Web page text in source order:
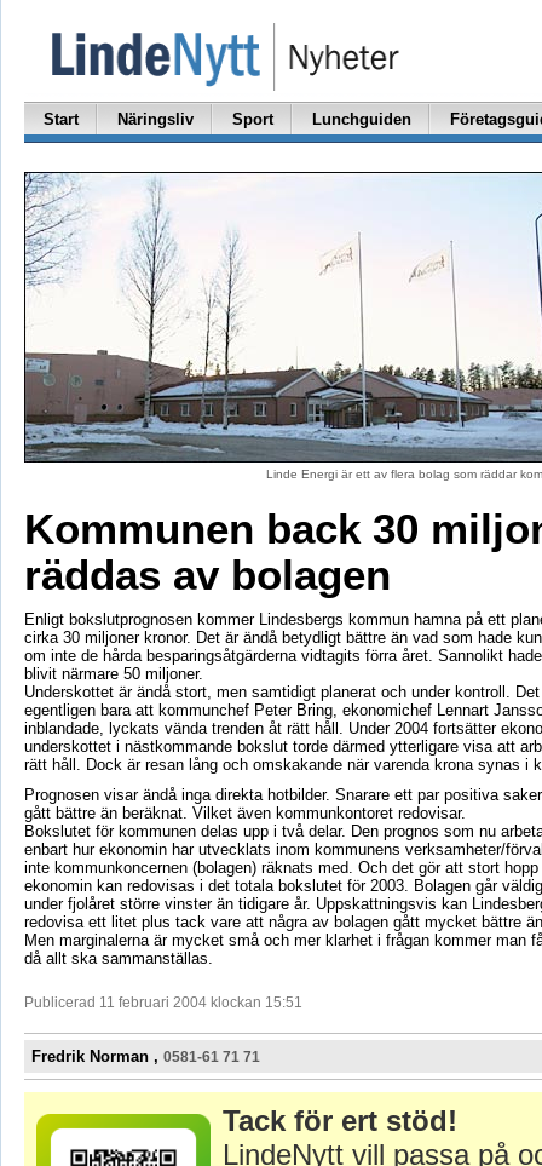
Start Näringsliv Sport Lunchguiden
Linde Energi är ett av flera bolag som räddar
Kommunen back 30
räddas av bolagen
Enligt bokslutprognosen kommer Lindesbergs kommun hamna på ett
cirka 30 miljoner kronor. Det är ändå betydligt bättre än vad som hade
om inte de hårda besparingsåtgärderna vidtagits förra året. Sannolikt
blivit närmare 50 miljoner.
Underskottet är ändå stort, men samtidigt planerat och under kontroll.
egentligen bara att kommunchef Peter Bring, ekonomichef Lennart
inblandade, lyckats vända trenden åt rätt håll. Under 2004 fortsätter
underskottet i nästkommande bokslut torde därmed ytterligare visa att
rätt håll. Dock är resan lång och omskakande när varenda krona synas i
Prognosen visar ändå inga direkta hotbilder. Snarare ett par positiva
gått bättre än beräknat. Vilket även kommunkontoret redovisar.
Bokslutet för kommunen delas upp i två delar. Den prognos som nu
enbart hur ekonomin har utvecklats inom kommunens verksamheter/
inte kommunkoncernen (bolagen) räknats med. Och det gör att stort
ekonomin kan redovisas i det totala bokslutet för 2003. Bolagen går
under fjolåret större vinster än tidigare år. Uppskattningsvis kan
redovisa ett litet plus tack vare att några av bolagen gått mycket bättre
Men marginalerna är mycket små och mer klarhet i frågan kommer man
då allt ska sammanställas.
Publicerad 11 februari 2004 klockan 15:51
Fredrik Norman , 0581-61 71 71
Tack för ert stöd!
LindeNytt vill passa på